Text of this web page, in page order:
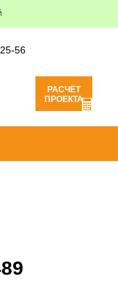
56
РАСЧЁТ
ПРОЕКТА